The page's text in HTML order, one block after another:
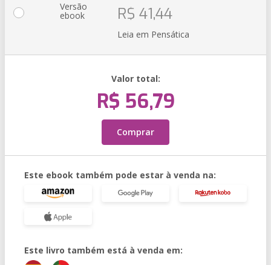
Versão
ebook R$ 41,44
Leia em Pensática
Valor total:
R$ 56,79
Comprar
Este ebook também pode estar à venda na:
Este livro também está à venda em: